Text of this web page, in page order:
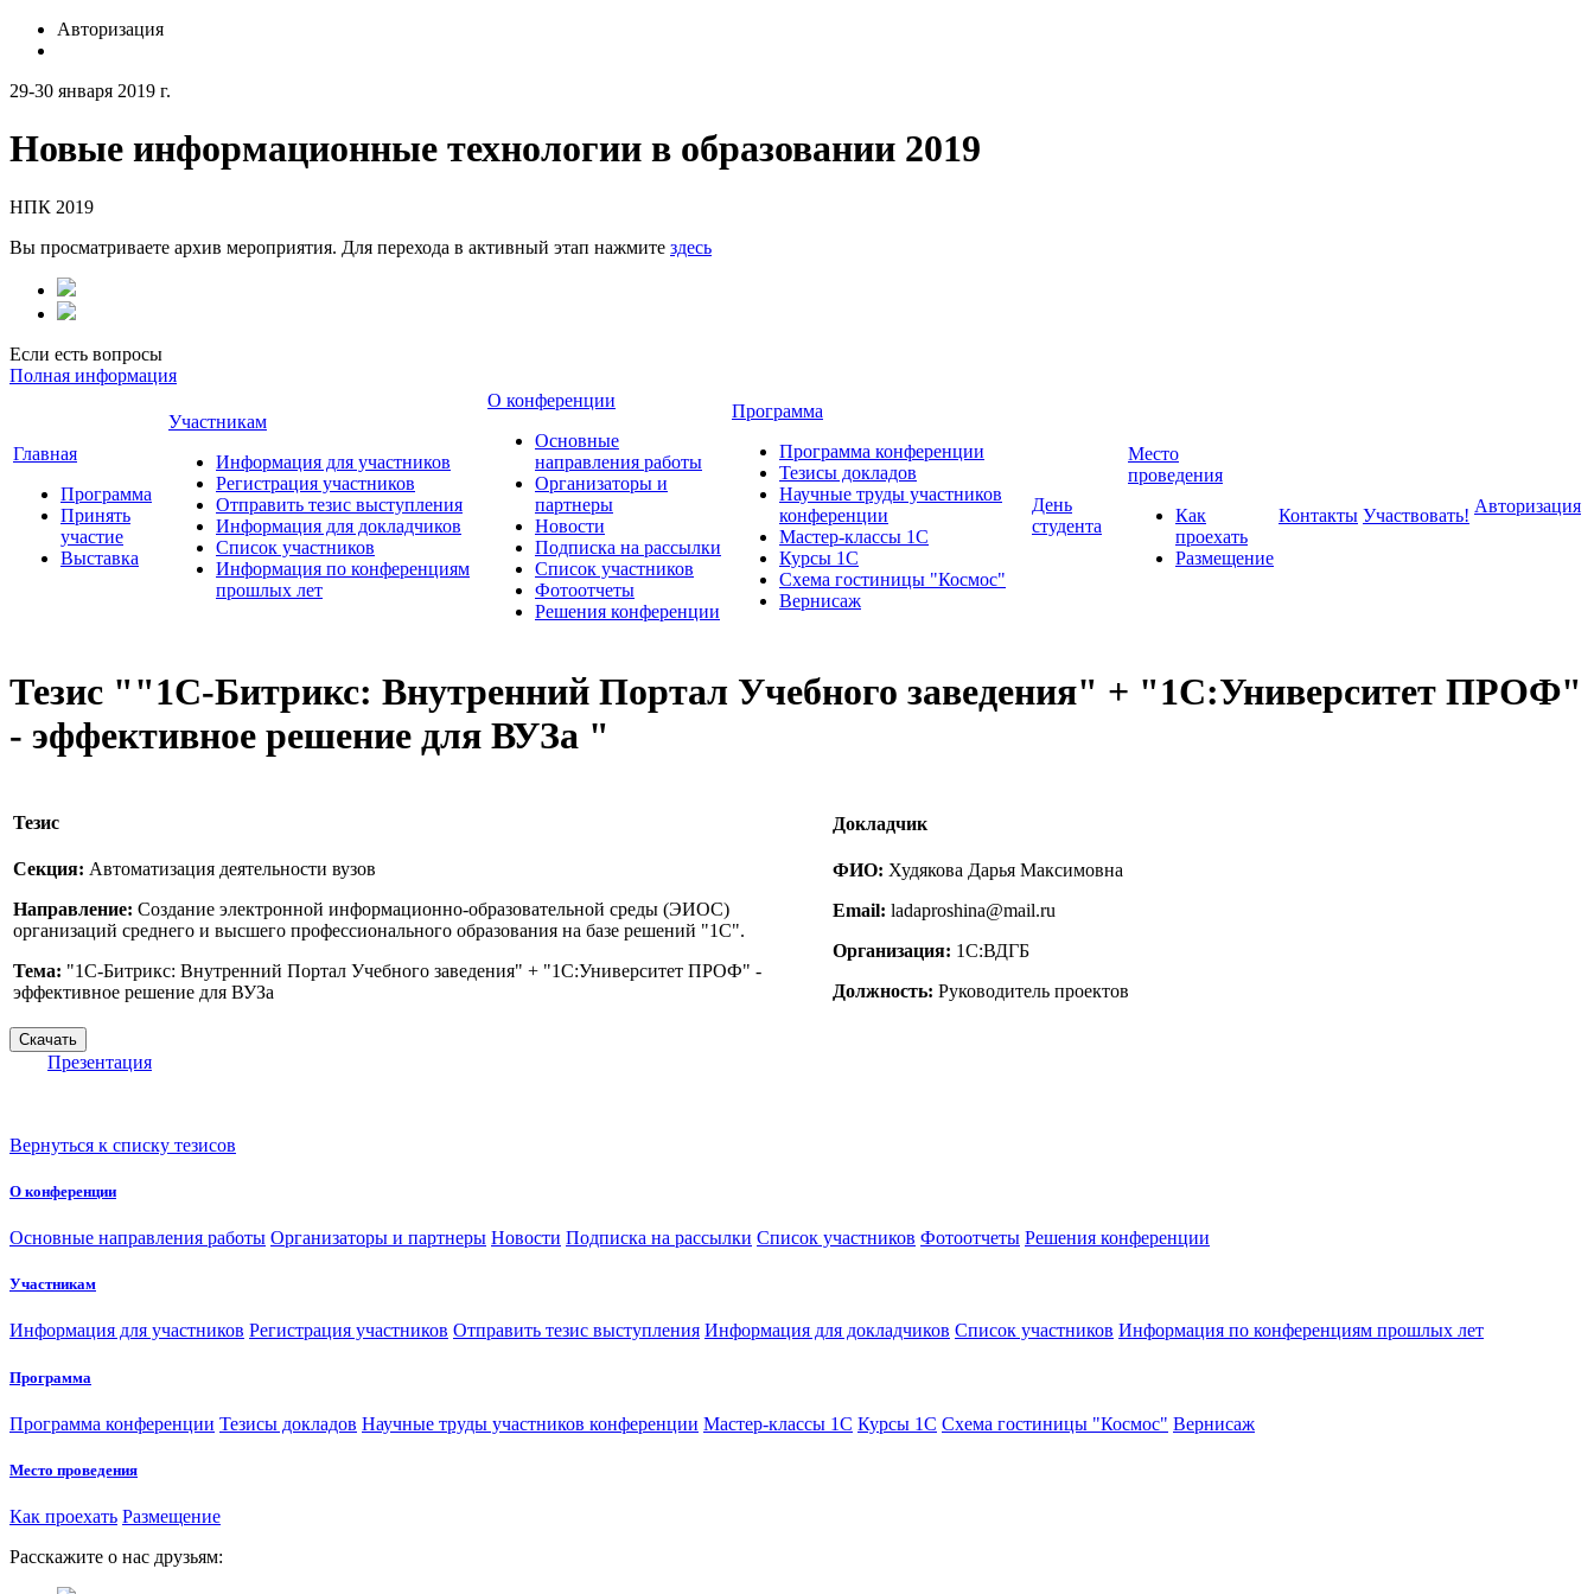
Авторизация
29-30 января 2019 г.
Новые информационные технологии в образовании 2019
НПК 2019
Вы просматриваете архив мероприятия. Для перехода в активный этап нажмите здесь
Если есть вопросы
Полная информация
Главная
Программа
Принять
участие
Выставка
Участникам
Информация для участников
Регистрация участников
Отправить тезис выступления
Информация для докладчиков
Список участников
Информация по конференциям
прошлых лет
О конференции
Основные
направления работы
Организаторы и
партнеры
Новости
Подписка на рассылки
Список участников
Фотоотчеты
Решения конференции
Программа
Программа конференции
Тезисы докладов
Научные труды участников
конференции
Мастер-классы 1С
Курсы 1С
Схема гостиницы "Космос"
Вернисаж
День
студента
Место
проведения
Как
проехать
Размещение
Контакты Участвовать! Авторизация
Тезис ""1С-Битрикс: Внутренний Портал Учебного заведения" + "1С:Университет ПРОФ"
- эффективное решение для ВУЗа "
Тезис
Секция: Автоматизация деятельности вузов
Направление: Создание электронной информационно-образовательной среды (ЭИОС)
организаций среднего и высшего профессионального образования на базе решений "1С".
Тема: "1С-Битрикс: Внутренний Портал Учебного заведения" + "1С:Университет ПРОФ" -
эффективное решение для ВУЗа
Докладчик
ФИО: Худякова Дарья Максимовна
Email: ladaproshina@mail.ru
Организация: 1С:ВДГБ
Должность: Руководитель проектов
Презентация
Вернуться к списку тезисов
О конференции
Основные направления работы Организаторы и партнеры Новости Подписка на рассылки Список участников Фотоотчеты Решения конференции
Участникам
Информация для участников Регистрация участников Отправить тезис выступления Информация для докладчиков Список участников Информация по конференциям прошлых лет
Программа
Программа конференции Тезисы докладов Научные труды участников конференции Мастер-классы 1С Курсы 1С Схема гостиницы "Космос" Вернисаж
Место проведения
Как проехать Размещение
Расскажите о нас друзьям: